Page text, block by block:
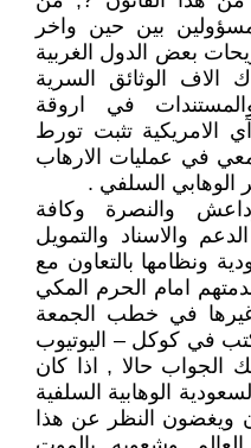
بين حين واخر
بعض الدول الغربية
الاف الوثائق السرية
والمستندات في اروقة
الامريكية تثبت تورط
في عمليات الارهاب
الوهابي السلفي .
والنصرة وكافة
والاسناد والتمويل
ونظامها بالتعاون مع
امام الحرم المكي
في خطب الجمعة
في كوكل – اليوتيوب
الجواب حالا , اذا كان
الوهابية السلفية
ويغضون النظر عن هذا